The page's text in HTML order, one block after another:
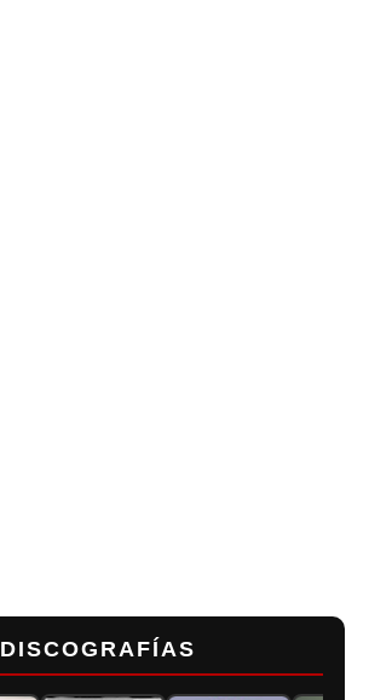
DISCOGRAFÍAS